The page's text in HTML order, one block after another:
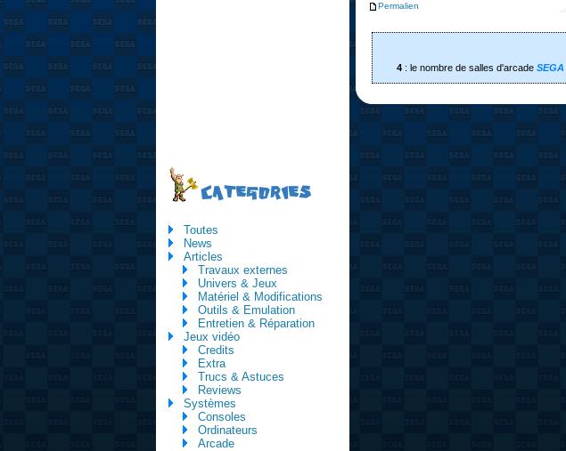
Permalien
4 : le nombre de salles d'arcade SEGA
CATEGORIES
Toutes
News
Articles
Travaux externes
Univers & Jeux
Matériel & Modifications
Outils & Emulation
Entretien & Réparation
Jeux vidéo
Credits
Extra
Trucs & Astuces
Reviews
Systèmes
Consoles
Ordinateurs
Arcade